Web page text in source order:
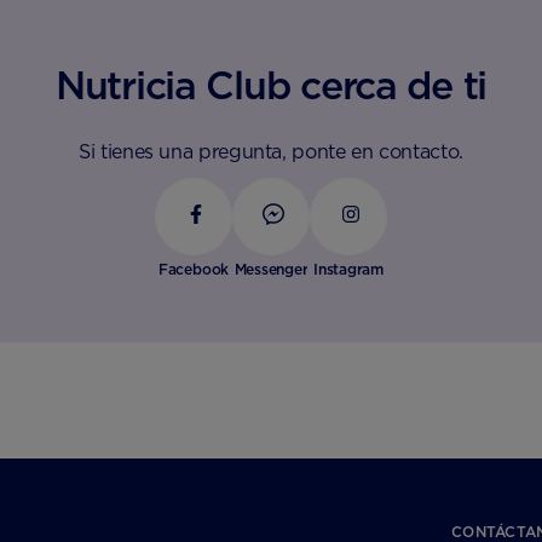
Nutricia Club cerca de ti
Si tienes una pregunta, ponte en contacto.
Facebook Messenger Instagram